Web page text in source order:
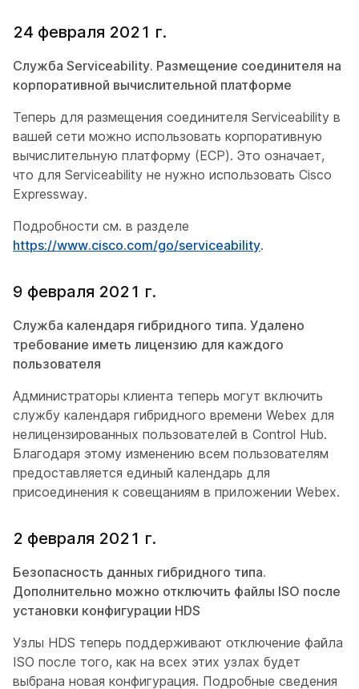
24 февраля 2021 г.
Служба Serviceability. Размещение соединителя на
корпоративной вычислительной платформе
Теперь для размещения соединителя Serviceability в
вашей сети можно использовать корпоративную
вычислительную платформу (ECP). Это означает,
что для Serviceability не нужно использовать Cisco
Expressway.
Подробности см. в разделе
https://www.cisco.com/go/serviceability.
9 февраля 2021 г.
Служба календаря гибридного типа. Удалено
требование иметь лицензию для каждого
пользователя
Администраторы клиента теперь могут включить
службу календаря гибридного времени Webex для
нелицензированных пользователей в Control Hub.
Благодаря этому изменению всем пользователям
предоставляется единый календарь для
присоединения к совещаниям в приложении Webex.
2 февраля 2021 г.
Безопасность данных гибридного типа.
Дополнительно можно отключить файлы ISO после
установки конфигурации HDS
Узлы HDS теперь поддерживают отключение файла
ISO после того, как на всех этих узлах будет
выбрана новая конфигурация. Подробные сведения